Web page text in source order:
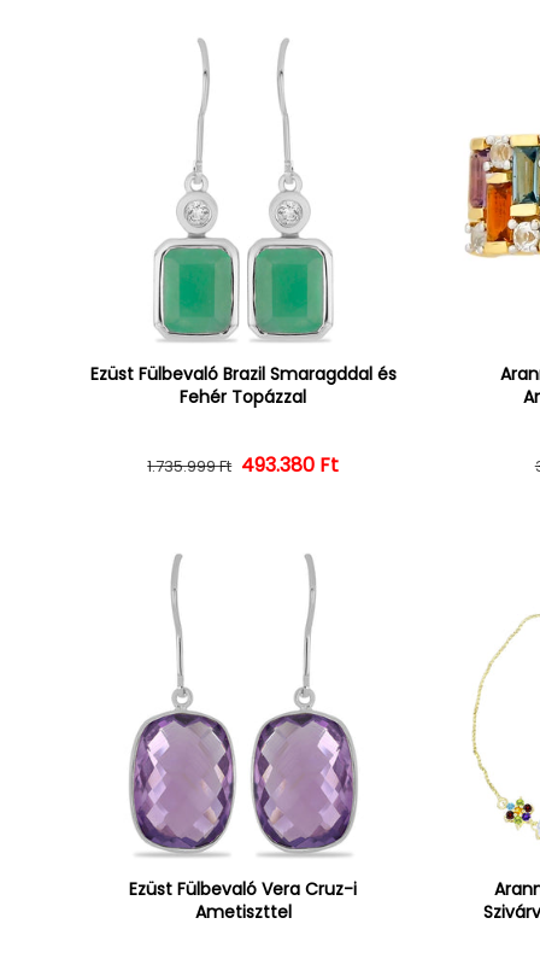
Ezüst Fülbevaló Brazil Smaragddal és
Fehér Topázzal
Normál ár
1.735.999 Ft Kedvezményes ár
493.380 Ft
Ezüst Fülbevaló Vera Cruz-i
Ametiszttel